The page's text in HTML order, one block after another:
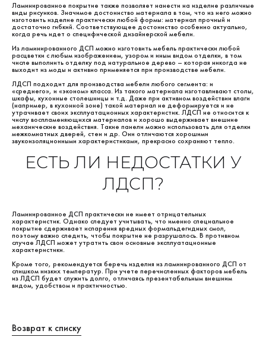
Ламинированное покрытие также позволяет нанести на изделие различные
виды рисунков. Значимое достоинство материала в том, что из него можно
изготовить изделие практически любой формы: материал прочный и
достаточно гибкий. Соответствующее достоинство особенно актуально,
когда речь идет о специфической дизайнерской мебели.
Из ламинированного ДСП можно изготовить мебель практически любой
расцветки с любым изображением, узором и иным видом отделки, в том
числе выполнить отделку под натуральное дерево – которая никогда не
выходит из моды и активно применяется при производстве мебели.
ЛДСП подходит для производства мебели любого сегмента: и
«среднего», и «эконом» класса. Из такого материала изготавливают столы,
шкафы, кухонные столешницы и т.д. Даже при активном воздействии влаги
(например, в кухонной зоне) такой материал не деформируется и не
утрачивает своих эксплуатационных характеристик. ЛДСП не относится к
числу воспламеняющихся материалов и хорошо выдерживает внешние
механические воздействия. Такие панели можно использовать для отделки
межкомнатных дверей, стен и др. Они отличаются хорошими
звукоизоляционными характеристиками, прекрасно сохраняют тепло.
ЕСТЬ ЛИ НЕДОСТАТКИ У
ЛДСП?
Ламинированное ДСП практически не имеет отрицательных
характеристик. Однако следует учитывать, что именно специальное
покрытие сдерживает испарения вредных формальдегидных смол,
поэтому важно следить, чтобы покрытие не разрушалось. В противном
случае ЛДСП может утратить свои основные эксплуатационные
характеристики.
Кроме того, рекомендуется беречь изделия из ламинированного ДСП от
слишком низких температур. При учете перечисленных факторов мебель
из ЛДСП будет служить долго, отличаясь презентабельным внешним
видом, удобством и практичностью.
Возврат к списку